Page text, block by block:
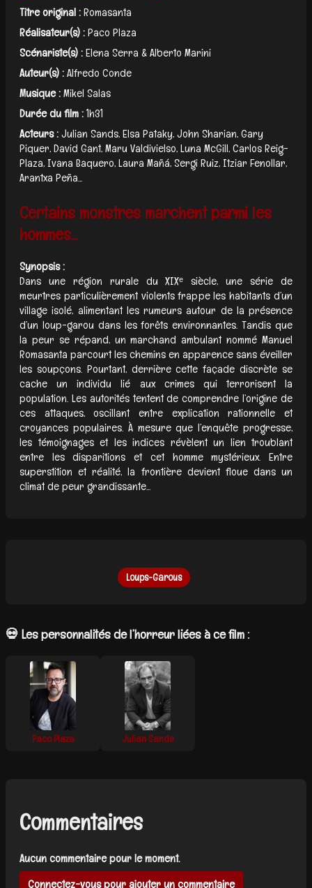
Titre original :Romasanta
Réalisateur(s) :Paco Plaza
Scénariste(s) :Elena Serra & Alberto Marini
Auteur(s) :Alfredo Conde
Musique :Mikel Salas
Durée du film :1h31
Acteurs :Julian Sands, Elsa Pataky, John Sharian, Gary
Piquer, David Gant, Maru Valdivielso, Luna McGill, Carlos Reig-
Plaza, Ivana Baquero, Laura Mañá, Sergi Ruiz, Itziar Fenollar,
Arantxa Peña...
Certains monstres marchent parmi les
hommes...
Synopsis :
Dans une région rurale du XIXᵉ siècle, une série de
meurtres particulièrement violents frappe les habitants d’un
village isolé, alimentant les rumeurs autour de la présence
d’un loup-garou dans les forêts environnantes. Tandis que
la peur se répand, un marchand ambulant nommé Manuel
Romasanta parcourt les chemins en apparence sans éveiller
les soupçons. Pourtant, derrière cette façade discrète se
cache un individu lié aux crimes qui terrorisent la
population. Les autorités tentent de comprendre l’origine de
ces attaques, oscillant entre explication rationnelle et
croyances populaires. À mesure que l’enquête progresse,
les témoignages et les indices révèlent un lien troublant
entre les disparitions et cet homme mystérieux. Entre
superstition et réalité, la frontière devient floue dans un
climat de peur grandissante...
Loups-Garous
💀 Les personnalités de l’horreur liées à ce film :
Paco Plaza Julian Sands
Commentaires
Aucun commentaire pour le moment.
Connectez-vous pour ajouter un commentaire